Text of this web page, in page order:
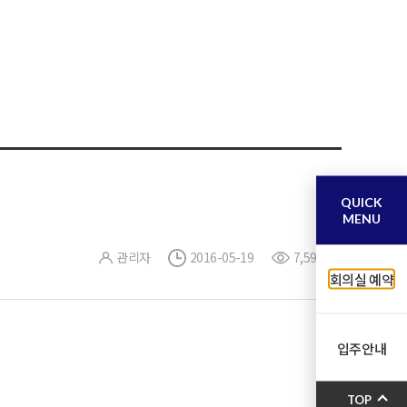
관리자 2016-05-19 7,596
QUICK
MENU
회의실 예약
입주안내
TOP